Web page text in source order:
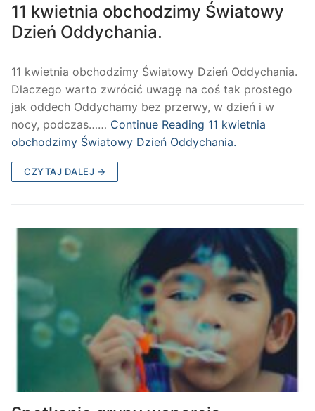
11 kwietnia obchodzimy Światowy
Dzień Oddychania.
11 kwietnia obchodzimy Światowy Dzień Oddychania.
Dlaczego warto zwrócić uwagę na coś tak prostego
jak oddech Oddychamy bez przerwy, w dzień i w
nocy, podczas…… Continue Reading 11 kwietnia
obchodzimy Światowy Dzień Oddychania.
CZYTAJ DALEJ →